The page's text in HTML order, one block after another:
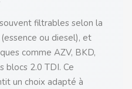
filtrables selon la
ou diesel), et
comme AZV, BKD,
blocs 2.0 TDI. Ce
un choix adapté à